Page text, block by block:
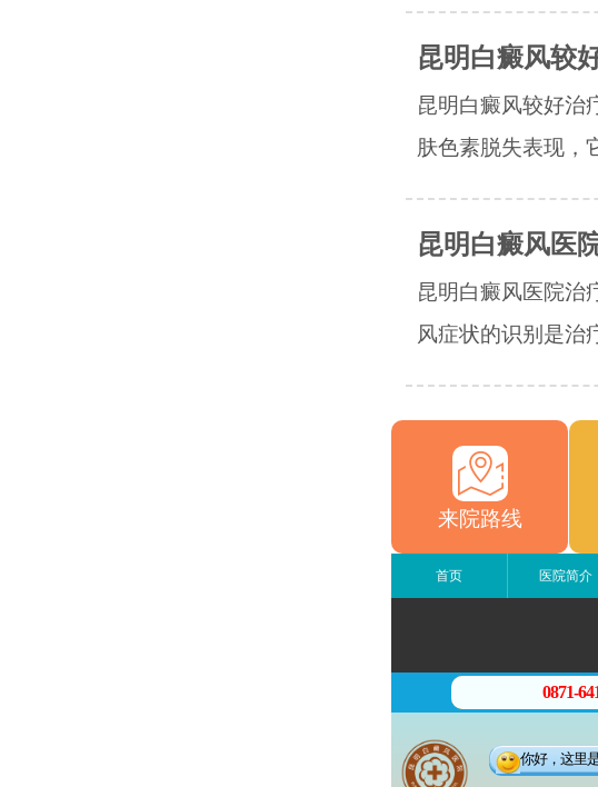
昆明白癜风较
昆明白癜风较好治
肤色素脱失表现，
昆明白癜风医
昆明白癜风医院治
风症状的识别是治
来院路线
首页 医院简介
0871-
你好，这里